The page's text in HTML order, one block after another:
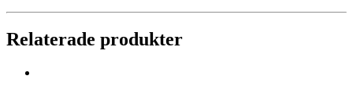
Relaterade produkter